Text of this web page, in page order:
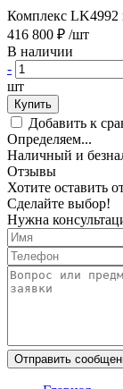
Комплекс LK4992
416 800 ₽ /шт
В наличии
-
шт
Купить
Добавить к
Определяем...
Наличный и
Отзывы
Хотите оставить
Сделайте выбор!
Нужна
Отправить